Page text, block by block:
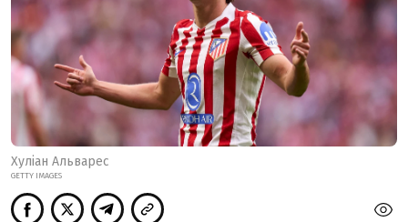
Хуліан Альварес
GETTY IMAGES